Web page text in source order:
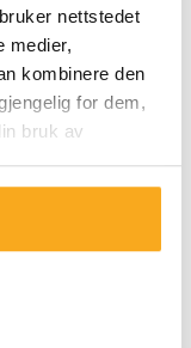
nettstedet
medier,
kombinere den
for dem,
bruk av